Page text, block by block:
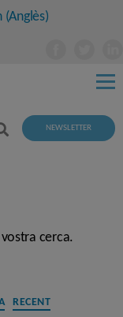
(Anglès)
NEWSLETTER
cerca.
RECENT